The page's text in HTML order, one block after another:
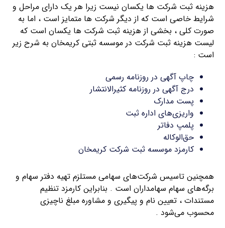
هزینه ثبت شرکت ها یکسان نیست زیرا هر یک دارای مراحل و
شرایط خاصی است که از دیگر شرکت ها متمایز است ، اما به
صورت کلی ، بخشی از هزینه ثبت شرکت ها یکسان است که
لیست هزینه ثبت شرکت در موسسه ثبتی کریمخان به شرح زیر
است :
چاپ آگهی در روزنامه رسمی
درج آگهی در روزنامه کثیرالانتشار
پست مدارک
واریزی‌های اداره ثبت
پلمپ دفاتر
حق‌الوکاله
کارمزد موسسه ثبت شرکت کریمخان
همچنین تاسیس شرکت‌های سهامی مستلزم تهیه دفتر سهام و
برگه‌های سهام سهامداران است . بنابراین کارمزد تنظیم
مستندات ، تعیین نام و پیگیری و مشاوره مبلغ ناچیزی
محسوب می‌شود .